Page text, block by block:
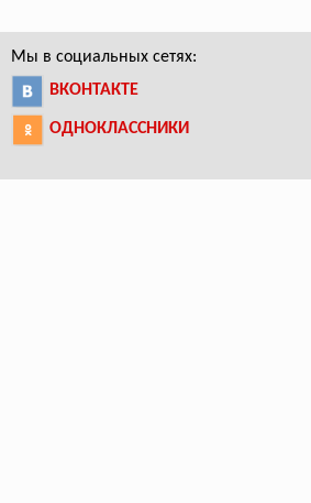
Мы в социальных сетях:
ВКОНТАКТЕ
ОДНОКЛАССНИКИ